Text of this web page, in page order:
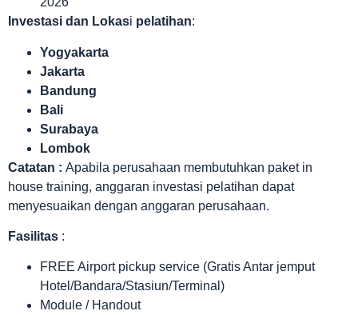
Investasi dan Lokasi pelatihan:
Yogyakarta
Jakarta
Bandung
Bali
Surabaya
Lombok
Catatan : Apabila perusahaan membutuhkan paket in
house training, anggaran investasi pelatihan dapat
menyesuaikan dengan anggaran perusahaan.
Fasilitas :
FREE Airport pickup service (Gratis Antar jemput
Hotel/Bandara/Stasiun/Terminal)
Module / Handout